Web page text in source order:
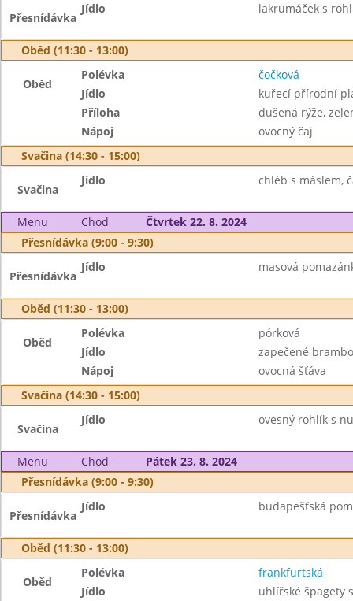
Přesnídávka
Jídlo lakrumáček s
Oběd (11:30 - 13:00)
Oběd
Polévka
čočková
Jídlo
kuřecí přírodní
Příloha
dušená rýže,
Nápoj
ovocný čaj
Svačina (14:30 - 15:00)
Svačina
Jídlo chléb s máslem,
Menu Chod
Čtvrtek 22. 8. 2024
Přesnídávka (9:00 - 9:30)
Přesnídávka
Jídlo masová
Oběd (11:30 - 13:00)
Oběd
Polévka
pórková
Jídlo
zapečené
Nápoj
ovocná šťáva
Svačina (14:30 - 15:00)
Svačina
Jídlo ovesný rohlík s
Menu Chod
Pátek 23. 8. 2024
Přesnídávka (9:00 - 9:30)
Přesnídávka
Jídlo budapešťská
Oběd (11:30 - 13:00)
Oběd
Polévka
frankfurtská
Jídlo
uhlířské špagety